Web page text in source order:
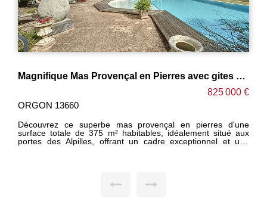
Magnifique Mas Provençal en Pierres avec gites proposant 375 m² aux Portes des Alpilles.
825 000 €
ORGON 13660
Découvrez ce superbe mas provençal en pierres d'une
surface totale de 375 m² habitables, idéalement situé aux
portes des Alpilles, offrant un cadre exceptionnel et une
Vie Spacieux avec un immense salon lumineux, une cuisine